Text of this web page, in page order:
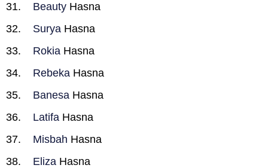
Beauty Hasna
Surya Hasna
Rokia Hasna
Rebeka Hasna
Banesa Hasna
Latifa Hasna
Misbah Hasna
Eliza Hasna